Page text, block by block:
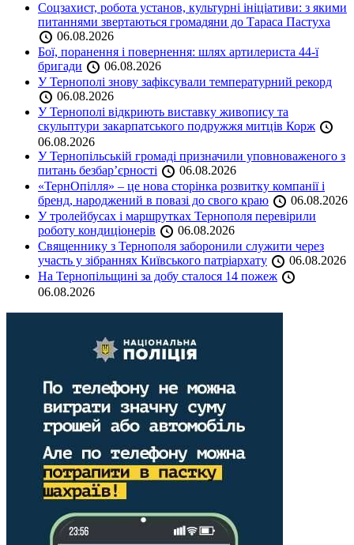
Соцзахист, робота установ, культурні ініціативи: з якими
питаннями звертаються громадяни до Тараса Пастуха
06.08.2026
Бої, поранення і повернення: шлях артилериста 44-ї
бригади
06.08.2026
У Тернополі знову зафіксували температурний рекорд
06.08.2026
У Тернополі відкриють виставку живопису та
скульптури закарпатського подружжя митців Корж
06.08.2026
У Тернопільській громаді призначили уповноваженого з
питань безбар’єрності
06.08.2026
«ТернОпілля» – це нова сторінка розвитку компанії і
бренд, народжений в повазі до свого краю
06.08.2026
У тролейбусах і маршрутках Тернополя перевірили
роботу кондиціонерів
06.08.2026
Священнику з Тернополя заборонили служити через
участь у зібраннях Київського патріархату
06.08.2026
На Тернопільщині за добу сталося 14 пожеж
06.08.2026